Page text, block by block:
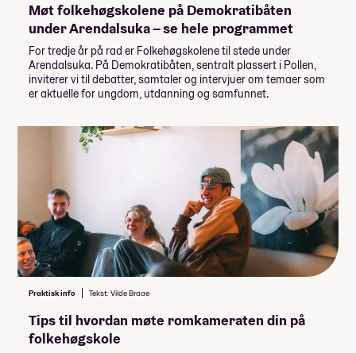
Møt folkehøgskolene på Demokratibåten
under Arendalsuka – se hele programmet
For tredje år på rad er Folkehøgskolene til stede under
Arendalsuka. På Demokratibåten, sentralt plassert i Pollen,
inviterer vi til debatter, samtaler og intervjuer om temaer som
er aktuelle for ungdom, utdanning og samfunnet.
Praktisk info Tekst: Vilde Braae
Tips til hvordan møte romkameraten din på
folkehøgskole